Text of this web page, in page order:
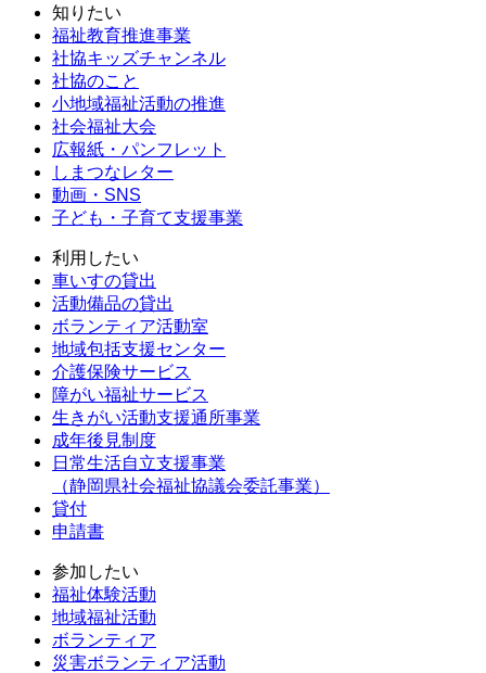
知りたい
福祉教育推進事業
社協キッズチャンネル
社協のこと
小地域福祉活動の推進
社会福祉大会
広報紙・パンフレット
しまつなレター
動画・SNS
子ども・子育て支援事業
利用したい
車いすの貸出
活動備品の貸出
ボランティア活動室
地域包括支援センター
介護保険サービス
障がい福祉サービス
生きがい活動支援通所事業
成年後見制度
日常生活自立支援事業
（静岡県社会福祉協議会委託事業）
貸付
申請書
参加したい
福祉体験活動
地域福祉活動
ボランティア
災害ボランティア活動